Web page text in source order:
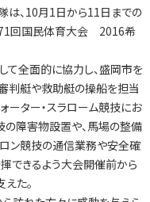
、10月1日から11日までの
71回国民体育大会 2016希
全面的に協力し、盛岡市を
判艇や救助艇の操船を担当
ーター・スラローム競技にお
の障害物設置や、馬場の整備
ロン競技の通信業務や安全確
できるよう大会開催前から
た。